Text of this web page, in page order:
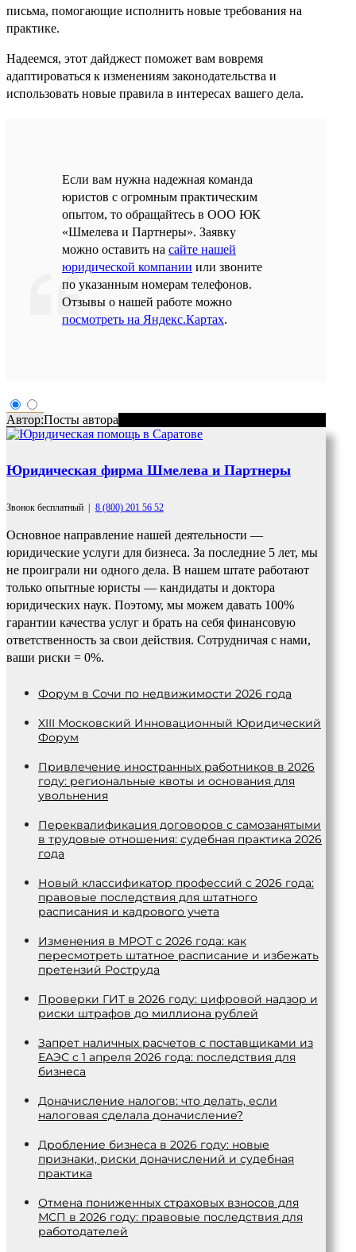
письма, помогающие исполнить новые требования на
практике.
Надеемся, этот дайджест поможет вам вовремя
адаптироваться к изменениям законодательства и
использовать новые правила в интересах вашего дела.
Если вам нужна надежная команда
юристов с огромным практическим
опытом, то обращайтесь в ООО ЮК
«Шмелева и Партнеры». Заявку
можно оставить на сайте нашей
юридической компании или звоните
по указанным номерам телефонов.
Отзывы о нашей работе можно
посмотреть на Яндекс.Картах.
Автор:Посты автора
Юридическая фирма Шмелева и Партнеры
Звонок бесплатный | 8 (800) 201 56 52
Основное направление нашей деятельности —
юридические услуги для бизнеса. За последние 5 лет, мы
не проиграли ни одного дела. В нашем штате работают
только опытные юристы — кандидаты и доктора
юридических наук. Поэтому, мы можем давать 100%
гарантии качества услуг и брать на себя финансовую
ответственность за свои действия. Сотрудничая с нами,
ваши риски = 0%.
Форум в Сочи по недвижимости 2026 года
XIII Московский Инновационный Юридический
Форум
Привлечение иностранных работников в 2026
году: региональные квоты и основания для
увольнения
Переквалификация договоров с самозанятыми
в трудовые отношения: судебная практика 2026
года
Новый классификатор профессий с 2026 года:
правовые последствия для штатного
расписания и кадрового учета
Изменения в МРОТ с 2026 года: как
пересмотреть штатное расписание и избежать
претензий Роструда
Проверки ГИТ в 2026 году: цифровой надзор и
риски штрафов до миллиона рублей
Запрет наличных расчетов с поставщиками из
ЕАЭС с 1 апреля 2026 года: последствия для
бизнеса
Доначисление налогов: что делать, если
налоговая сделала доначисление?
Дробление бизнеса в 2026 году: новые
признаки, риски доначислений и судебная
практика
Отмена пониженных страховых взносов для
МСП в 2026 году: правовые последствия для
работодателей